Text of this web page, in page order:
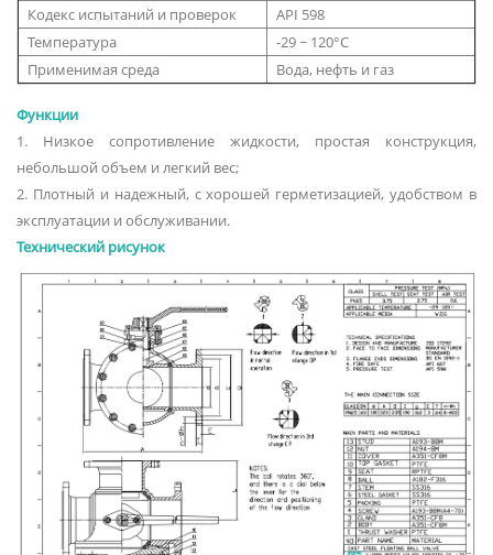
Кодекс испытаний и проверок
API 598
Температура
-29 ~ 120°С
Применимая среда
Вода, нефть и газ
Функции
1. Низкое сопротивление жидкости, простая конструкция,
небольшой объем и легкий вес;
2. Плотный и надежный, с хорошей герметизацией, удобством в
эксплуатации и обслуживании.
Технический рисунок